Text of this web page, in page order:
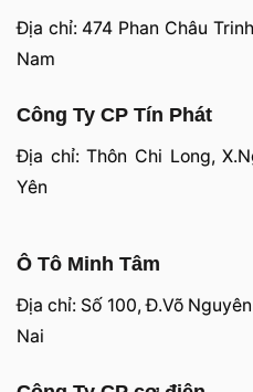
Địa chỉ: 474 Phan Châu
Nam
Công Ty CP Tín Phát
Địa chỉ: Thôn Chi Long,
Yên
Ô Tô Minh Tâm
Địa chỉ: Số 100, Đ.Võ
Nai